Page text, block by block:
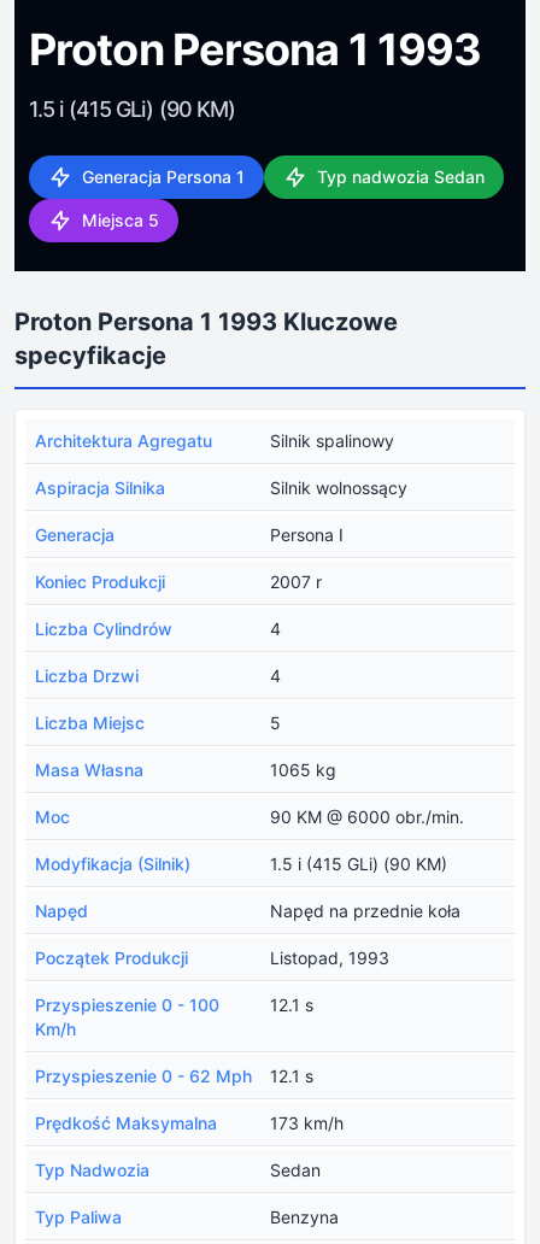
Proton Persona 1 1993
1.5 i (415 GLi) (90 KM)
Generacja Persona 1 Typ nadwozia Sedan
Miejsca 5
Proton Persona 1 1993 Kluczowe
specyfikacje
Architektura Agregatu Silnik spalinowy
Aspiracja Silnika Silnik wolnossący
Generacja Persona I
Koniec Produkcji 2007 r
Liczba Cylindrów 4
Liczba Drzwi 4
Liczba Miejsc 5
Masa Własna 1065 kg
Moc 90 KM @ 6000 obr./min.
Modyfikacja (Silnik) 1.5 i (415 GLi) (90 KM)
Napęd Napęd na przednie koła
Początek Produkcji Listopad, 1993
Przyspieszenie 0 - 100
Km/h
12.1 s
Przyspieszenie 0 - 62 Mph 12.1 s
Prędkość Maksymalna 173 km/h
Typ Nadwozia Sedan
Typ Paliwa Benzyna